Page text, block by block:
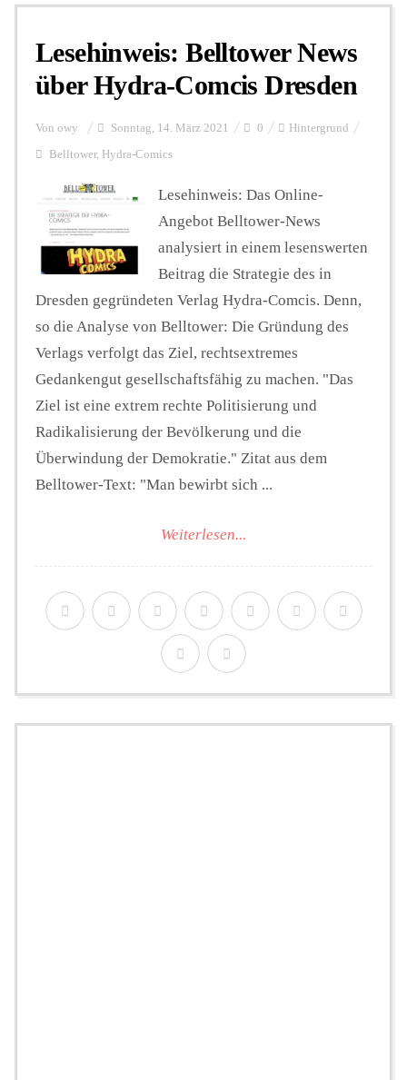
Personalien
Hintergrund
FUNKTURM-Beiträge
Podcast
Seminare
Unterstützen
Lesehinweis: Belltower News
über Hydra-Comcis Dresden
Von owy Sonntag, 14. März 2021 0 Hintergrund
Belltower, Hydra-Comics
Lesehinweis: Das Online-
Angebot Belltower-News
analysiert in einem lesenswerten
Beitrag die Strategie des in
Dresden gegründeten Verlag Hydra-Comcis. Denn,
so die Analyse von Belltower: Die Gründung des
Verlags verfolgt das Ziel, rechtsextremes
Gedankengut gesellschaftsfähig zu machen. "Das
Ziel ist eine extrem rechte Politisierung und
Radikalisierung der Bevölkerung und die
Überwindung der Demokratie." Zitat aus dem
Belltower-Text: "Man bewirbt sich ...
Weiterlesen...